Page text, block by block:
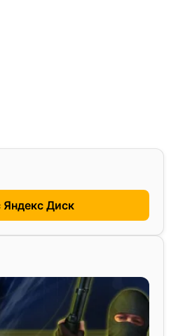
Яндекс Диск